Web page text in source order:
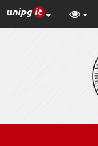
Vai
al
Link ai